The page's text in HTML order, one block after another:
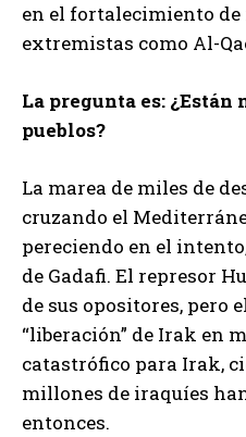
en el fortalecimiento
extremistas como Al-
La pregunta es: ¿Están
pueblos?
La marea de miles de
cruzando el
pereciendo en el
de Gadafi. El represor
de sus opositores, pero
“liberación” de Irak en
catastrófico para Irak,
millones de iraquíes
entonces.